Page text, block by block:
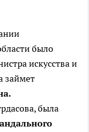
было
искусства и
займет
была